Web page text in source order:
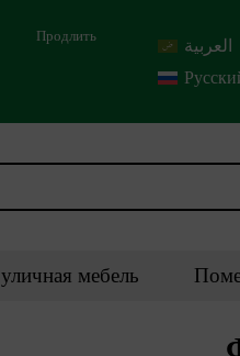
Продлить
العربية
уличная мебель